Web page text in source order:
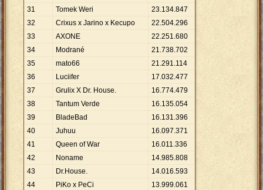
31
Tomek Weri 23.134.847
32
Crixus x Jarino x Kecupo 22.504.296
33
AXONE 22.251.680
34
Modrané 21.738.702
35
mato66 21.291.114
36
Luciifer 17.032.477
37
Grulix X Dr. House. 16.774.479
38
Tantum Verde 16.135.054
39
BladeBad 16.131.396
40
Juhuu 16.097.371
41
Queen of War 16.011.336
42
Noname 14.985.808
43
Dr.House. 14.016.593
44
PiKo x PeCi 13.999.061